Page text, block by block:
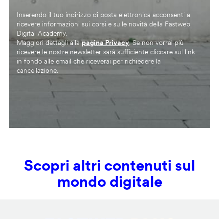
Inserendo il tuo indirizzo di posta elettronica acconsenti a
ricevere informazioni sui corsi e sulle novità della Fastweb
Digital Academy.
Maggiori dettagli allapagina Privacy. Se non vorrai più
ricevere le nostre newsletter sarà sufficiente cliccare sul link
in fondo alle email che riceverai per richiedere la
cancellazione.
Scopri altri contenuti sul
mondo digitale